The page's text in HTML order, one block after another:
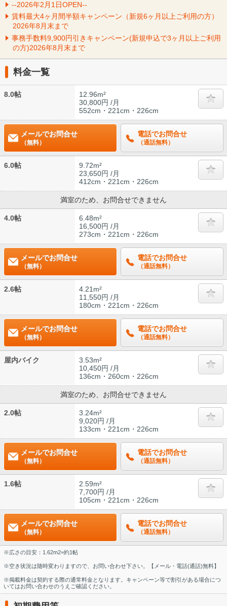
--2026年2月1日OPEN--
賃料最大4ヶ月間半額キャンペーン（新規6ヶ月以上ご利用の方）
2026年8月末まで
事務手数料9,900円引きキャンペーン(新規申込で3ヶ月以上ご利用
の方)2026年8月末まで
料金一覧
8.0帖
12.96m²
30,800円 /月
552cm・221cm・226cm
メールでお問合せ
（無料）
電話でお問合せ
（通話無料）
6.0帖
9.72m²
23,650円 /月
412cm・221cm・226cm
満室のため、お問合せできません
4.0帖
6.48m²
16,500円 /月
273cm・221cm・226cm
メールでお問合せ
（無料）
電話でお問合せ
（通話無料）
2.6帖
4.21m²
11,550円 /月
180cm・221cm・226cm
メールでお問合せ
（無料）
電話でお問合せ
（通話無料）
屋内バイク
3.53m²
10,450円 /月
136cm・260cm・226cm
満室のため、お問合せできません
2.0帖
3.24m²
9,020円 /月
133cm・221cm・226cm
メールでお問合せ
（無料）
電話でお問合せ
（通話無料）
1.6帖
2.59m²
7,700円 /月
105cm・221cm・226cm
メールでお問合せ
（無料）
電話でお問合せ
（通話無料）
※広さの目安：1.62m2=約1帖
※空き状況は随時変わりますので、お問い合わせ下さい。【メール・電話(通話)無料】
※掲載料金は契約する際の通常料金となります。キャンペーン等で割引がある場合につ
いてはお問い合わせのうえご確認ください。